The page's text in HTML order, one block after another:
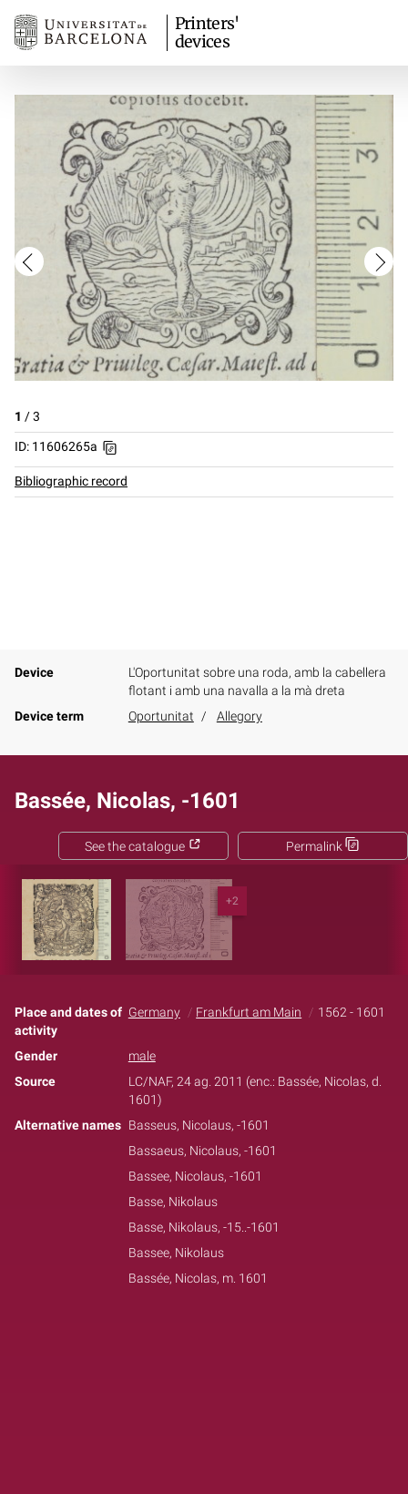
Printers'
devices
1 /3
ID: 11606265a
Bibliographic record
Device
L'Oportunitat sobre una roda, amb la cabellera
flotant i amb una navalla a la mà dreta
Device term
Oportunitat Allegory
Bassée, Nicolas, -1601
Permalink
See the catalogue
+2
Place and dates of
activity
Germany Frankfurt am Main 1562 - 1601
Gender
male
Source
LC/NAF, 24 ag. 2011 (enc.: Bassée, Nicolas, d.
1601)
Alternative names Basseus, Nicolaus, -1601
Bassaeus, Nicolaus, -1601
Bassee, Nicolaus, -1601
Basse, Nikolaus
Basse, Nikolaus, -15..-1601
Bassee, Nikolaus
Bassée, Nicolas, m. 1601